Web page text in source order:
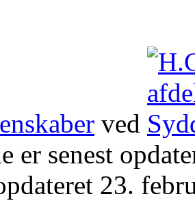
ved
er senest
23.